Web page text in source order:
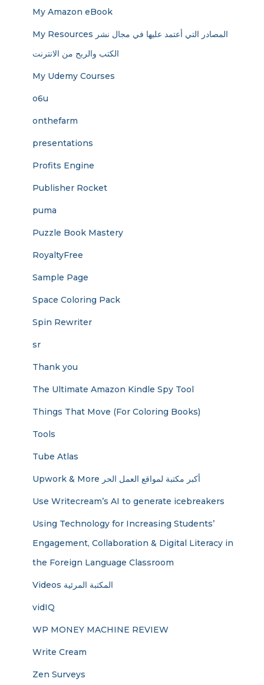
My Amazon eBook
My Resources المصادر التي أعتمد عليها في مجال نشر
الكتب والربح من الانترنت
My Udemy Courses
o6u
onthefarm
presentations
Profits Engine
Publisher Rocket
puma
Puzzle Book Mastery
RoyaltyFree
Sample Page
Space Coloring Pack
Spin Rewriter
sr
Thank you
The Ultimate Amazon Kindle Spy Tool
Things That Move (For Coloring Books)
Tools
Tube Atlas
Upwork & More أكبر مكتبة لمواقع العمل الحر
Use Writecream’s AI to generate icebreakers
Using Technology for Increasing Students’
Engagement, Collaboration & Digital Literacy in
the Foreign Language Classroom
Videos المكتبة المرئية
vidIQ
WP MONEY MACHINE REVIEW
Write Cream
Zen Surveys